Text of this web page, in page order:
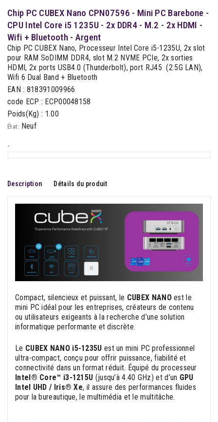
Chip PC CUBEX Nano CPN07596 - Mini PC Barebone -
CPU Intel Core i5 1235U - 2x DDR4 - M.2 - 2x HDMI -
Wifi + Bluetooth - Argent
Chip PC CUBEX Nano, Processeur Intel Core i5-1235U, 2x slot
pour RAM SoDIMM DDR4, slot M.2 NVME PCIe, 2x sorties
HDMI, 2x ports USB4.0 (Thunderbolt), port RJ45 (2.5G LAN),
Wifi 6 Dual Band + Bluetooth
EAN : 818391009966
code ECP : ECP00048158
Poids(Kg) : 1.00
État: Neuf
-
Description Détails du produit
Compact, silencieux et puissant, le CUBEX NANOest le
mini PC idéal pour les entreprises, créateurs de contenu
ou utilisateurs exigeants à la recherche d’une solution
informatique performante et discrète.
Le CUBEX NANO i5-1235U est un mini PC professionnel
ultra-compact, conçu pour offrir puissance, fiabilité et
connectivité dans un format réduit. Équipé du processeur
Intel® Core™ i3-1215U (jusqu’à 4.40 GHz) et d’un GPU
Intel UHD / Iris® Xe, il assure des performances fluides
pour la bureautique, le multimédia et le multitâche.